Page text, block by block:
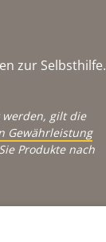
zur Selbsthilfe.
werden, gilt die
Gewährleistung
Produkte nach